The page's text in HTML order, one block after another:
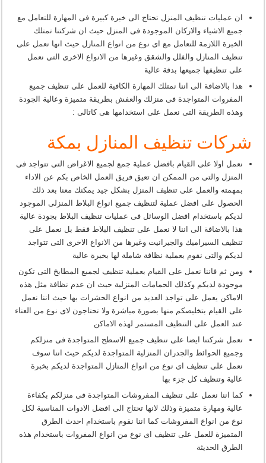
ان عمليات تنظيف المنزل تحتاج الى خبرة كبيرة فى المهارة للتعامل مع
جميع الاشياء والاركان الموجودة فى المنزل حيث ان شركتنا تمتلك
الخبرة اللازمة للتعامل مع اى نوع من انواع المنازل حيث انها تعمل على
تنظيف المنازل والفلل والشقق وغيرها من الانواع الاخرى التى نعمل
على تنظيفها جميعها بدقة عالية
هذا بالاضافة الى اننا نمتلك المهارة الكافية للعمل على تنظيف جميع
المفروات المتواجدة فى منزلك والعفش بطريقة متميزة وعالية الجودة
وهذه الطريقة التى نعمل على استخدامها هى كاتالى :
شركات تنظيف المنازل بمكة
نعمل اولا على القيام بافضل عملية جمع لجميع الاغراض التى تتواجد فى
المنزل والتى من الممكن ان تعيق فريق العمل الخاص بكم عن الاداء
بمهمته والعمل على تنظيف المنزل بشكل جيد يمكنك معنا بعد ذلك
الحصول على افضل عملية لتنظيف جميع انواع البلاط المنزلى الموجود
لديكم باستخدام افضل الوسائل فى عمليات تنظيف البلاط بجودة عالية
هذا بالاضافة الى اننا لا نعمل على تنظيف البلاط فقط بل نعمل على
تنظيف السيراميك والجيرانيت وغيرها من الانواع الاخرى التى تتواجد
لديكم والتى نقوم بعملية نظافة شاملة لها بخبرة عالية
ومن ثم فاننا نعمل على القيام بعملية تنظيف لجميع المطابخ التى تكون
موجودة لديكم وكذلك الحمامات المنزلية حيث ان عدم نظافة مثل هذه
الاماكن يعمل على تواجد العديد من انواع الحشرات بها حيث اننا نعمل
على القيام بتخليصكم منها بصورة مباشرة ولا تحتاجون لاى نوع من العناء
عند العمل على التنظيف المستمر لهذه الاماكن
تعمل شركتنا ايضا على تنظيف جميع الاسطح المتواجدة فى منزلكم
وجميع الحوائط والجدران المنزلية المتواجدة لديكم حيث اننا سوف
نعمل على تنظيف اى نوع من انواع المنازل المتواجدة لديكم بخبرة
عالية وتنظيف كل جزء بها
كما اننا نعمل على تنظيف المفروشات المتواجدة فى منزلكم بكفاءة
عالية ومهارة متميزة وذلك لانها تحتاج الى افضل الادوات المناسبة لكل
نوع من انواع المفروشات كما اننا نقوم باستخدام احدث الطرق
المتميزة للعمل على تنظيف اى نوع من انواع المفروات باستخدام هذه
الطرق الحديثة